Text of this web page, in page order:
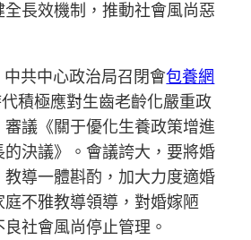
長效機制，推動社會風尚惡
共中心政治局召閉會包養網
積極應對生齒老齡化嚴重政
議《關于優化生養政策增進
決議》。會議誇大，要將婚
導一體斟酌，加大力度適婚
不雅教導領導，對婚嫁陋
社會風尚停止管理。